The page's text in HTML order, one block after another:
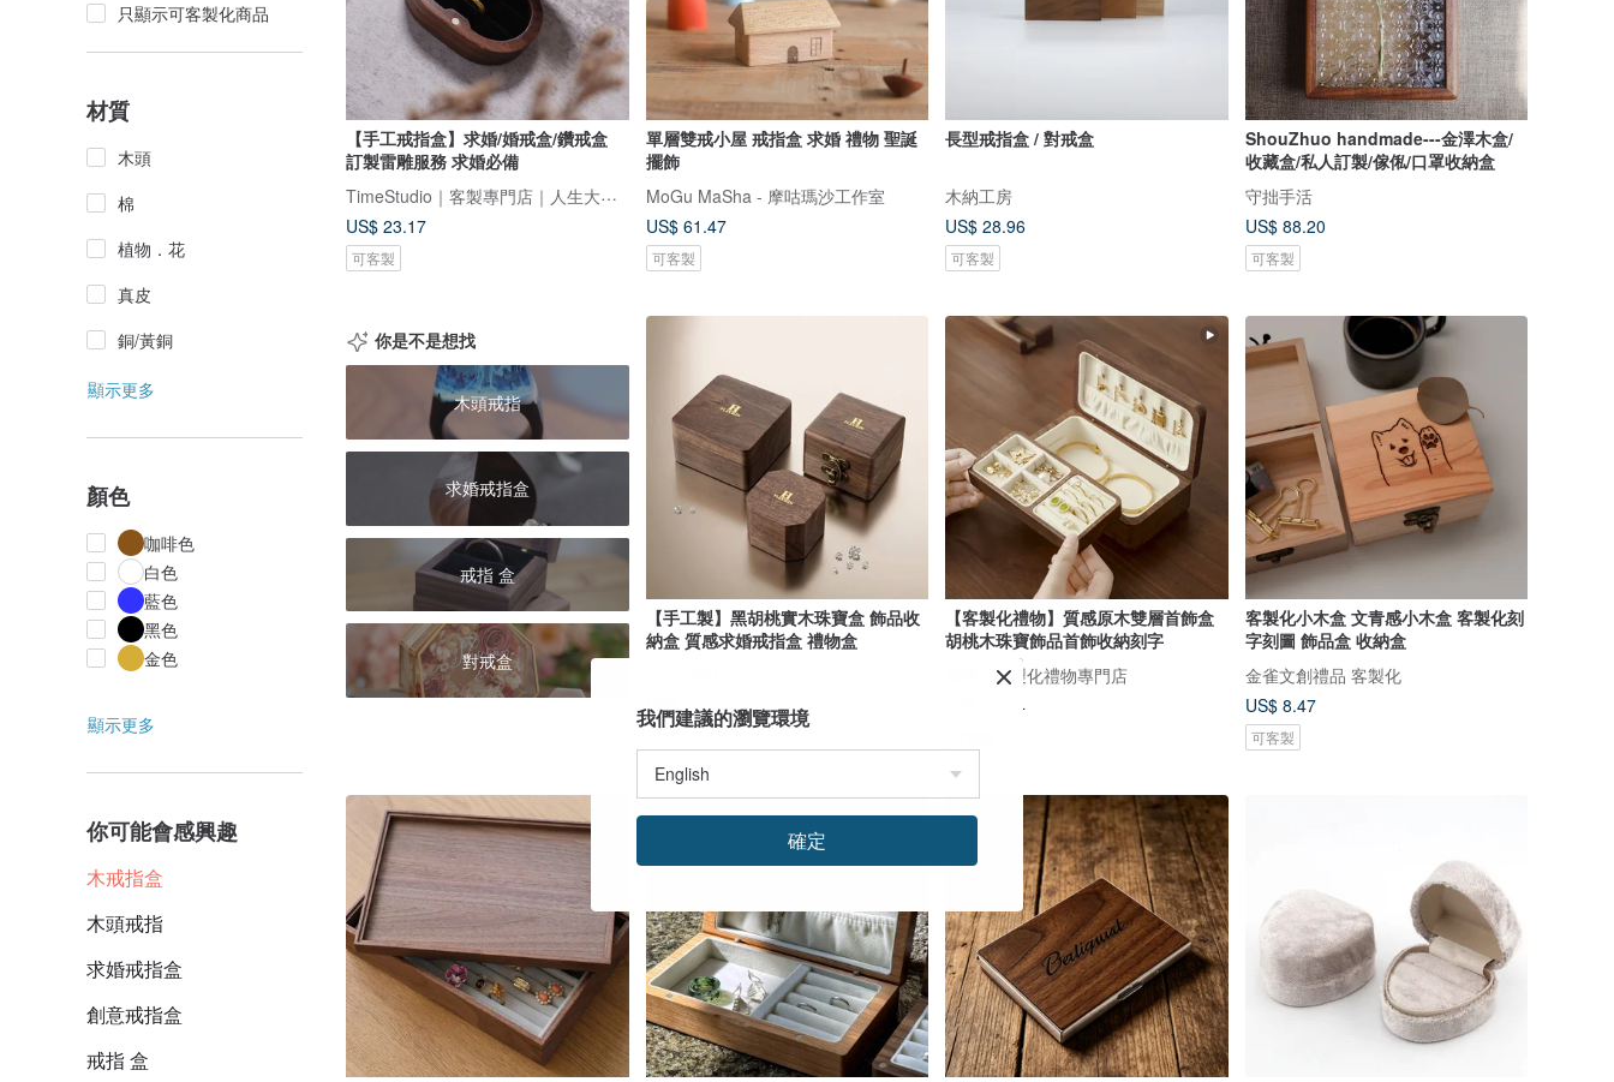
只顯示可客製化商品
材質
木頭
棉
植物．花
真皮
銅/黃銅
顯示更多
顏色
咖啡色
白色
藍色
黑色
金色
顯示更多
你可能會感興趣
木戒指盒
木頭戒指
求婚戒指盒
創意戒指盒
戒指 盒
【手工戒指盒】求婚/婚戒盒/鑽戒盒
訂製雷雕服務 求婚必備
TimeStudio｜客製專門店｜人生大事事務所
US$ 23.17
可客製
單層雙戒小屋 戒指盒 求婚 禮物 聖誕
擺飾
MoGu MaSha - 摩咕瑪沙工作室
US$ 61.47
可客製
長型戒指盒 / 對戒盒
木納工房
US$ 28.96
可客製
ShouZhuo handmade---金澤木盒/
收藏盒/私人訂製/傢俬/口罩收納盒
守拙手活
US$ 88.20
可客製
你是不是想找
木頭戒指
求婚戒指盒
戒指 盒
對戒盒
【手工製】黑胡桃實木珠寶盒 飾品收
納盒 質感求婚戒指盒 禮物盒
US$ 25.84
【客製化禮物】質感原木雙層首飾盒
胡桃木珠寶飾品首飾收納刻字
頌禮 | 客製化禮物專門店
US$ 74.84
客製化小木盒 文青感小木盒 客製化刻
字刻圖 飾品盒 收納盒
金雀文創禮品 客製化
US$ 8.47
可客製
我們建議的瀏覽環境
確定